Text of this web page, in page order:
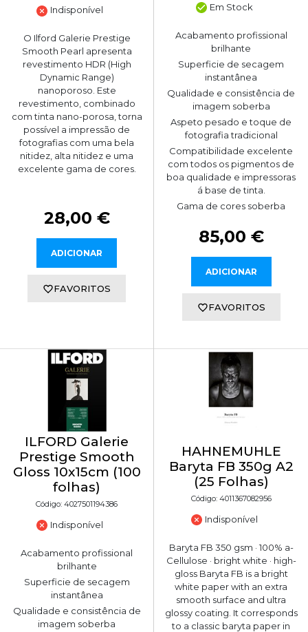
Indisponível
O Ilford Galerie Prestige
Smooth Pearl apresenta
revestimento HDR (High
Dynamic Range)
nanoporoso. Este
revestimento, combinado
com tinta nano-porosa, torna
possível a impressão de
fotografias com uma bela
nitidez, alta nitidez e uma
excelente gama de cores.
28,00 €
ADICIONAR
FAVORITOS
Em Stock
Acabamento profissional
brilhante
Superficie de secagem
instantânea
Qualidade e consistência de
imagem soberba
Aspeto pesado e toque de
fotografia tradicional
Compatibilidade excelente
com todos os pigmentos de
boa qualidade e impressoras
á base de tinta.
Gama de cores soberba
85,00 €
ADICIONAR
FAVORITOS
ILFORD Galerie
Prestige Smooth
Gloss 10x15cm (100
folhas)
Código: 4027501194386
Indisponível
Acabamento profissional
brilhante
Superficie de secagem
instantânea
Qualidade e consistência de
imagem soberba
HAHNEMUHLE
Baryta FB 350g A2
(25 Folhas)
Código: 4011367082956
Indisponível
Baryta FB 350 gsm · 100% a-
Cellulose · bright white · high-
gloss Baryta FB is a bright
white paper with an extra
smooth surface and ultra
glossy coating. It corresponds
to a classic baryta paper in